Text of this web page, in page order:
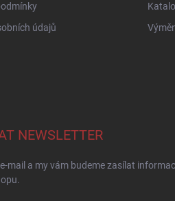
údajů
NEWSLETTER
mail a my vám budeme zasílat